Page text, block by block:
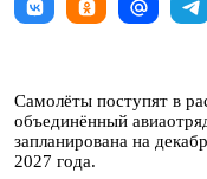
Самолёты поступят в
объединённый
запланирована на
2027 года.